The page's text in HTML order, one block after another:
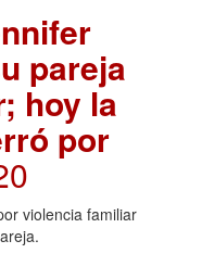
pareja
hoy la
por
violencia familiar